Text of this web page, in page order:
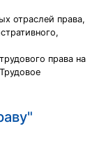
отраслей права,
права на